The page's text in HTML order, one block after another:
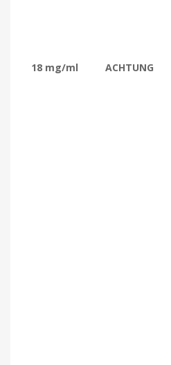
18 mg/ml ACHTUNG